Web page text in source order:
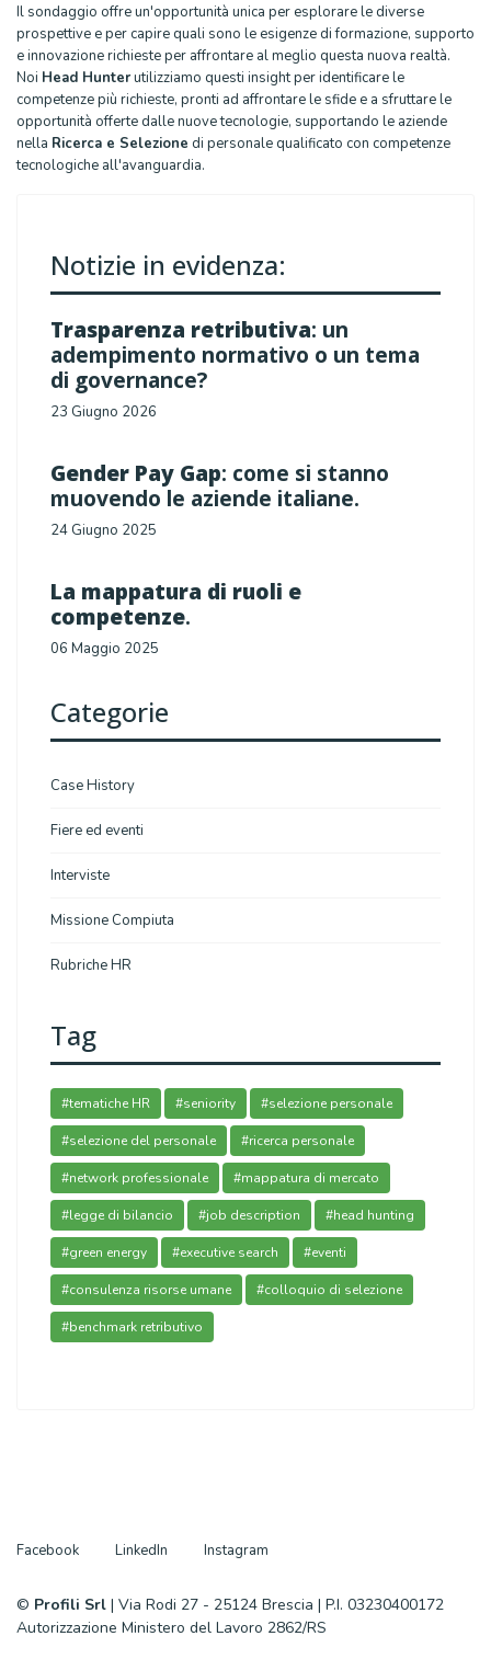
Il sondaggio offre un'opportunità unica per esplorare le diverse
prospettive e per capire quali sono le esigenze di formazione, supporto
e innovazione richieste per affrontare al meglio questa nuova realtà.
Noi Head Hunterutilizziamo questi insight per identificare le
competenze più richieste, pronti ad affrontare le sfide e a sfruttare le
opportunità offerte dalle nuove tecnologie, supportando le aziende
nella Ricerca e Selezione di personale qualificato con competenze
tecnologiche all'avanguardia.
Notizie in evidenza:
Trasparenza retributiva: un
adempimento normativo o un tema
di governance?
23 Giugno 2026
Gender Pay Gap: come si stanno
muovendo le aziende italiane.
24 Giugno 2025
La mappatura di ruoli e
competenze.
06 Maggio 2025
Categorie
Case History
Fiere ed eventi
Interviste
Missione Compiuta
Rubriche HR
Tag
#tematiche HR #seniority #selezione personale
#selezione del personale #ricerca personale
#network professionale #mappatura di mercato
#legge di bilancio #job description #head hunting
#green energy #executive search #eventi
#consulenza risorse umane #colloquio di selezione
#benchmark retributivo
Facebook LinkedIn Instagram
© Profili Srl | Via Rodi 27 - 25124 Brescia | P.I. 03230400172
Autorizzazione Ministero del Lavoro 2862/RS